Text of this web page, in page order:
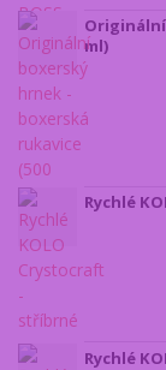
ml)
Rychlé
Rychlé